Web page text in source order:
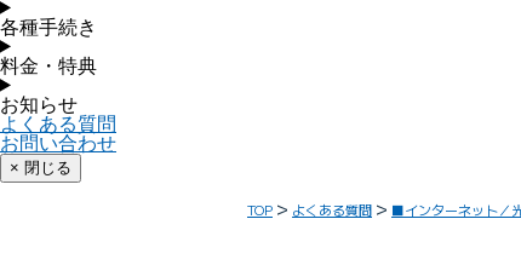
各種手続き
料金・特典
お知らせ
よくある質問
お問い合わせ
× 閉じる
TOP よくある質問 ■インターネット／